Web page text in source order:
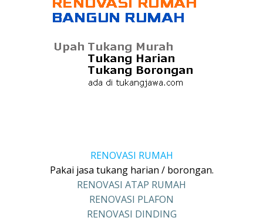
RENOVASI RUMAH
Pakai jasa tukang harian / borongan.
RENOVASI ATAP RUMAH
RENOVASI PLAFON
RENOVASI DINDING